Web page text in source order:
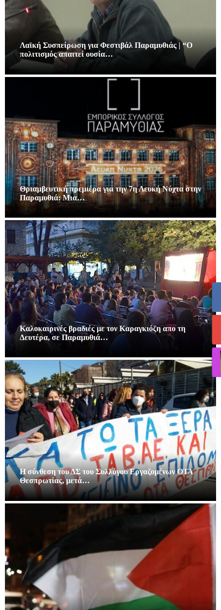
Λαϊκή Συσπείρωση για Φεστιβάλ Παραμυθιάς | “Ο
πολιτισμός απαιτεί ουσία…
Θριαμβευτική πρεμιέρα για την 7η Λευκή Νύχτα στην
Παραμυθιά: Μια…
Καλοκαιρινές βραδιές με τον Καραγκιόζη απο τη
Δευτέρα, σε Παραμυθιά…
Η σύνθεση του ΔΣ του Συλλόγου Εργαζομένων ΟΤΑ
Θεσπρωτίας, μετά…